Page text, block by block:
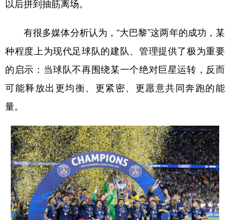
以后拼到抽筋离场。
有很多媒体分析认为，“大巴黎”这两年的成功，某
种程度上为现代足球队的建队、管理提供了极为重要
的启示：当球队不再围绕某一个绝对巨星运转，反而
可能释放出更均衡、更紧密、更愿意共同奔跑的能
量。